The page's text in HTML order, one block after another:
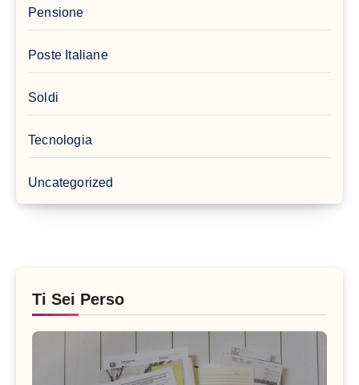
Pensione
Poste Italiane
Soldi
Tecnologia
Uncategorized
Ti Sei Perso